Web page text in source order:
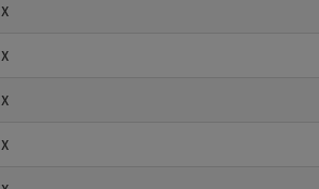
x
x
x
x